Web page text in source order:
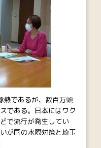
熱であるが、数百万頭
である。日本にはワク
で流行が発生してい
が国の水際対策と埼玉